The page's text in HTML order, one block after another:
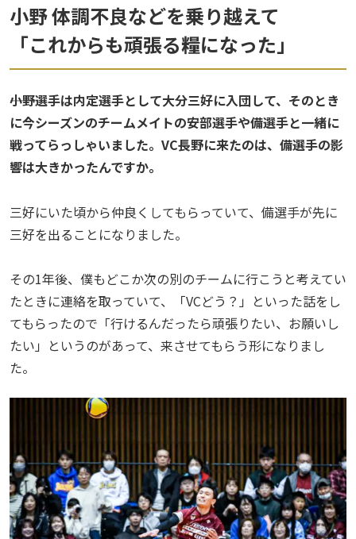
小野 体調不良などを乗り越えて
「これからも頑張る糧になった」
――小野選手は内定選手として大分三好に入団して、そのとき
に今シーズンのチームメイトの安部選手や備選手と一緒に
戦ってらっしゃいました。VC長野に来たのは、備選手の影
響は大きかったんですか。
三好にいた頃から仲良くしてもらっていて、備選手が先に
三好を出ることになりました。
その1年後、僕もどこか次の別のチームに行こうと考えてい
たときに連絡を取っていて、「VCどう？」といった話をし
てもらったので「行けるんだったら頑張りたい、お願いし
たい」というのがあって、来させてもらう形になりまし
た。